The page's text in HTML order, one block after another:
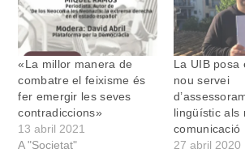
«La millor manera de
combatre el feixisme és
fer emergir les seves
contradiccions»
13 abril 2021
A "Societat"
La UIB posa
nou servei
lingüístic als
comunicació
27 abril 2020